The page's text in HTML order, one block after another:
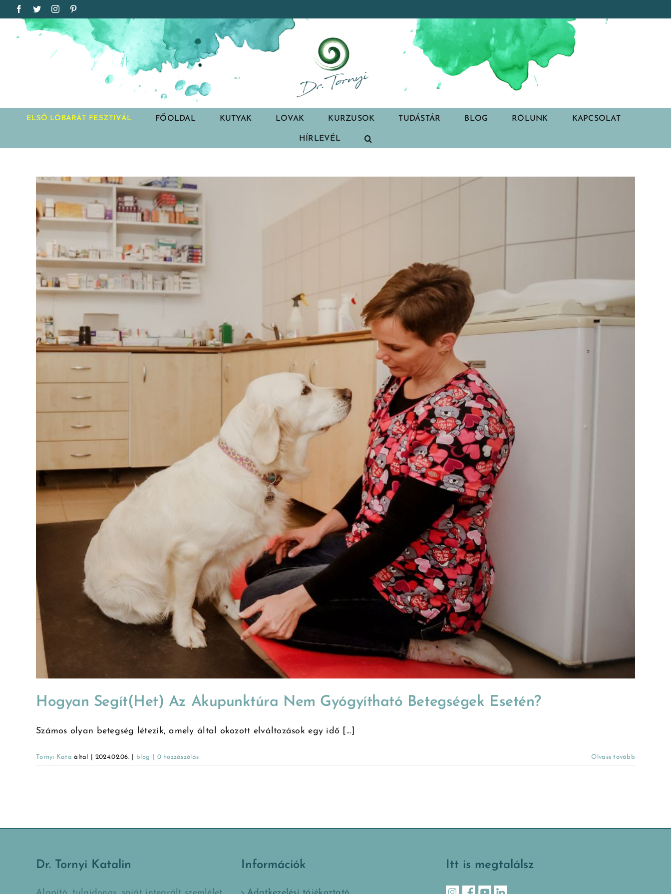
KihagyásFacebook
TwitterInstagram
ELSŐ LÓBARÁT FESZTIVÁL FŐOLDAL KUTYAK LOVAK KURZUSOK TUDÁSTÁR BLOG RÓLUNK KAPCSOLAT
HÍRLEVÉL
Hogyan Segít(het) Az Akupunktúra Nem Gyógyítható Betegségek Esetén?
Számos olyan betegség létezik, amely által okozott elváltozások egy idő [...]
Tornyi Kata által 2024.02.06. blog 0 hozzászólás Olvass tovább
Dr. Tornyi Katalin Információk Itt is megtalálsz